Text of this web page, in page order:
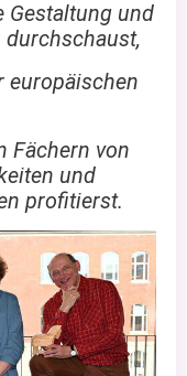
Gestaltung und
durchschaust,
europäischen
Fächern von
und
profitierst.